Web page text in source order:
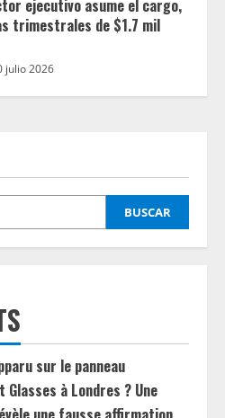
ejecutivo asume el cargo,
trimestrales de $1.7 mil
julio 2026
BUSCAR
sur le panneau
à Londres ? Une